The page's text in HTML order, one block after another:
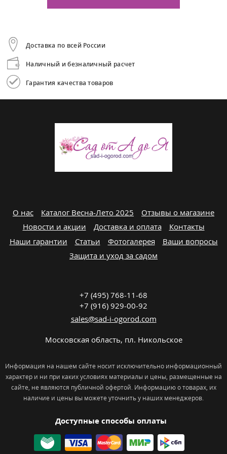
Доставка по всей России
Наличный и безналичный расчет
Гарантия качества товаров
О нас Каталог Весна-Лето 2025
Отзывы о магазине
Новости и акции
Доставка и оплата
Контакты
Наши гарантии
Статьи Фотогалерея
Ваши вопросы
Защита и уход за садом
Доступные способы оплаты
+7 (495) 768-11-68
+7 (916) 929-00-92
sales@sad-i-ogorod.com
Московская область, пл. Никольcкое
Информация на нашем сайте носит исключительно информационный
характер и ни при каких условиях материалы и цены, размещенные на
сайте, не являются публичной офертой. Информацию о товарах, их
наличие и цены вы можете уточнить у наших менеджеров.